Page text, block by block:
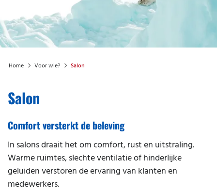
Airconditioning
Luchtbehandeling
Warmtepompen
Service en onderhoud
Servicecontracten
Keuringen
Voor wie?
Praktijk
Restaurant
Salon
Over ons
Home Voor wie? Salon
Salon
Comfort versterkt de beleving
In salons draait het om comfort, rust en uitstraling.
Warme ruimtes, slechte ventilatie of hinderlijke
geluiden verstoren de ervaring van klanten en
medewerkers.